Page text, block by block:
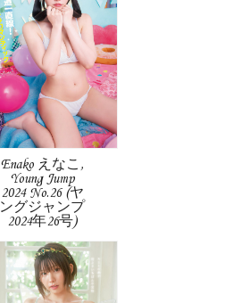
Enako えなこ,
Young Jump
2024 No.26 (ヤ
ングジャンプ
2024年26号)